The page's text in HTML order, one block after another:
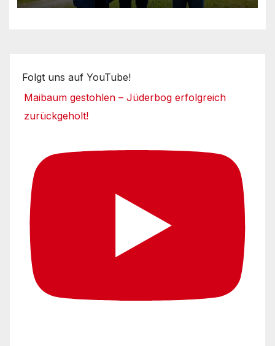
Folgt uns auf YouTube!
Maibaum gestohlen – Jüderbog erfolgreich
zurückgeholt!